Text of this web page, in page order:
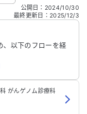
やご自身の病気の詳細な
公開日 ： 2024/10/30
最終更新日 ： 2025/12/3
、以下のフローを経
がんゲノム診療科